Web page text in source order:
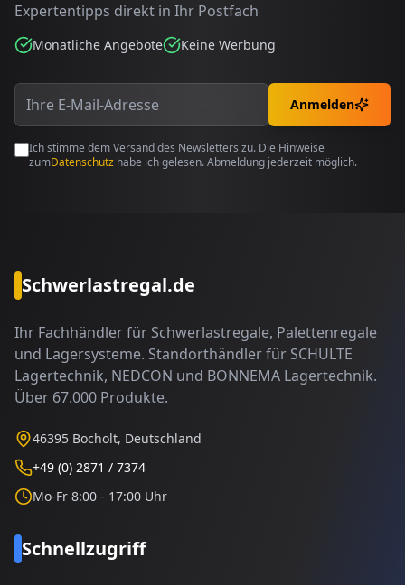
Expertentipps direkt in Ihr Postfach
Monatliche Angebote Keine Werbung
Anmelden
Ich stimme dem Versand des Newsletters zu. Die Hinweise
zumDatenschutz habe ich gelesen. Abmeldung jederzeit möglich.
Schwerlastregal.de
Ihr Fachhändler für Schwerlastregale, Palettenregale
und Lagersysteme. Standorthändler für SCHULTE
Lagertechnik, NEDCON und BONNEMA Lagertechnik.
Über 67.000 Produkte.
46395 Bocholt, Deutschland
+49 (0) 2871 / 7374
Mo-Fr 8:00 - 17:00 Uhr
Schnellzugriff